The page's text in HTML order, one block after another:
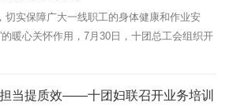
切实保障广大一线职工的身体健康和作业安
的暖心关怀作用，7月30日，十团总工会组织开
动，为坚守高温岗位的劳动者送去防暑降温物
当提质效——十团妇联召开业务培训